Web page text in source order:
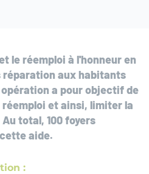
le réemploi à l'honneur en
réparation aux habitants
a pour objectif de
et ainsi, limiter la
total, 100 foyers
aide.
: